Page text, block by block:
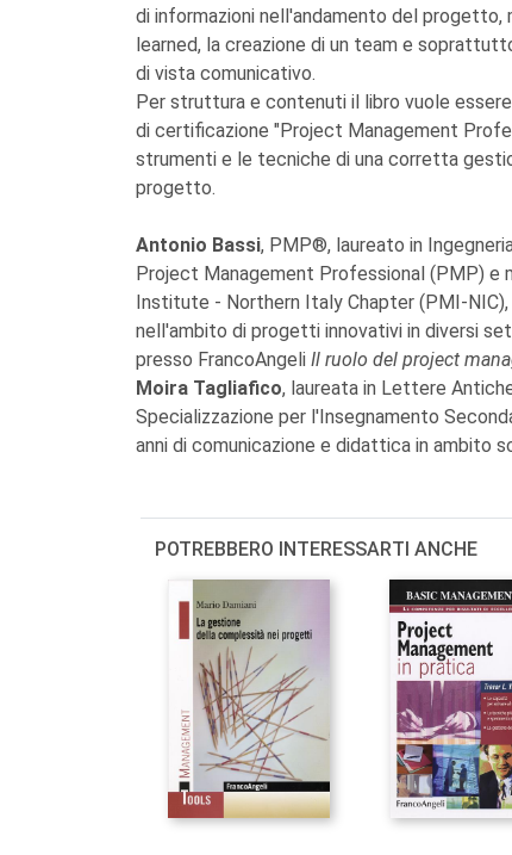
di informazioni nell'andamento del
learned, la creazione di un team e
di vista comunicativo.
Per struttura e contenuti il libro vuole
di certificazione "Project Management
strumenti e le tecniche di una corretta
progetto.
Antonio Bassi, PMP®, laureato in
Project Management Professional (PMP)
Institute - Northern Italy Chapter (PMI-
nell'ambito di progetti innovativi in diversi
presso FrancoAngeli Il ruolo del project
Moira Tagliafico, laureata in Lettere
Specializzazione per l'Insegnamento
anni di comunicazione e didattica in ambito
POTREBBERO INTERESSARTI ANCHE